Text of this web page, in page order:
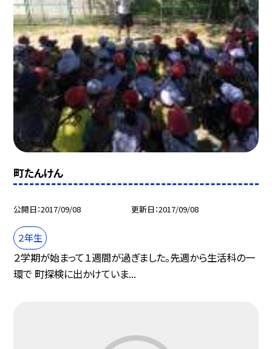
町たんけん
公開日 2017/09/08 更新日 2017/09/08
２年生
２学期が始まって１週間が過ぎました。先週から生活科の一
環で 町探検に出かけていま...